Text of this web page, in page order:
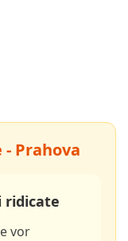
Prahova
ridicate
vor